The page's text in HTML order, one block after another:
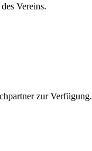
Vereins.
zur Verfügung.